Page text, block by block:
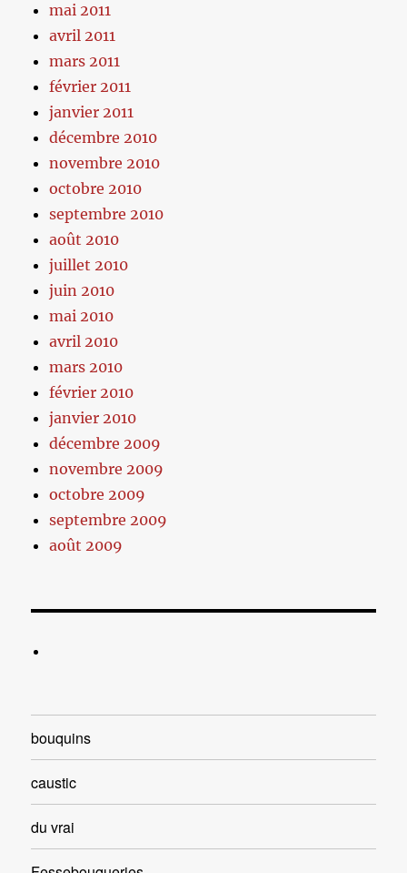
mai 2011
avril 2011
mars 2011
février 2011
janvier 2011
décembre 2010
novembre 2010
octobre 2010
septembre 2010
août 2010
juillet 2010
juin 2010
mai 2010
avril 2010
mars 2010
février 2010
janvier 2010
décembre 2009
novembre 2009
octobre 2009
septembre 2009
août 2009
bouquins
caustic
du vrai